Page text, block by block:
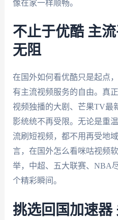
像在家一样顺畅。
不止于优酷 主
无阻
在国外如何看优酷只是起点
有主流视频服务的自由。真
视频独播的大剧、芒果TV最
影统统不再受限。无论是重
流刷短视频，都不用再受地
言，在国外怎么看咪咕视频
举，中超、五大联赛、NBA
个精彩瞬间。
挑选回国加速器